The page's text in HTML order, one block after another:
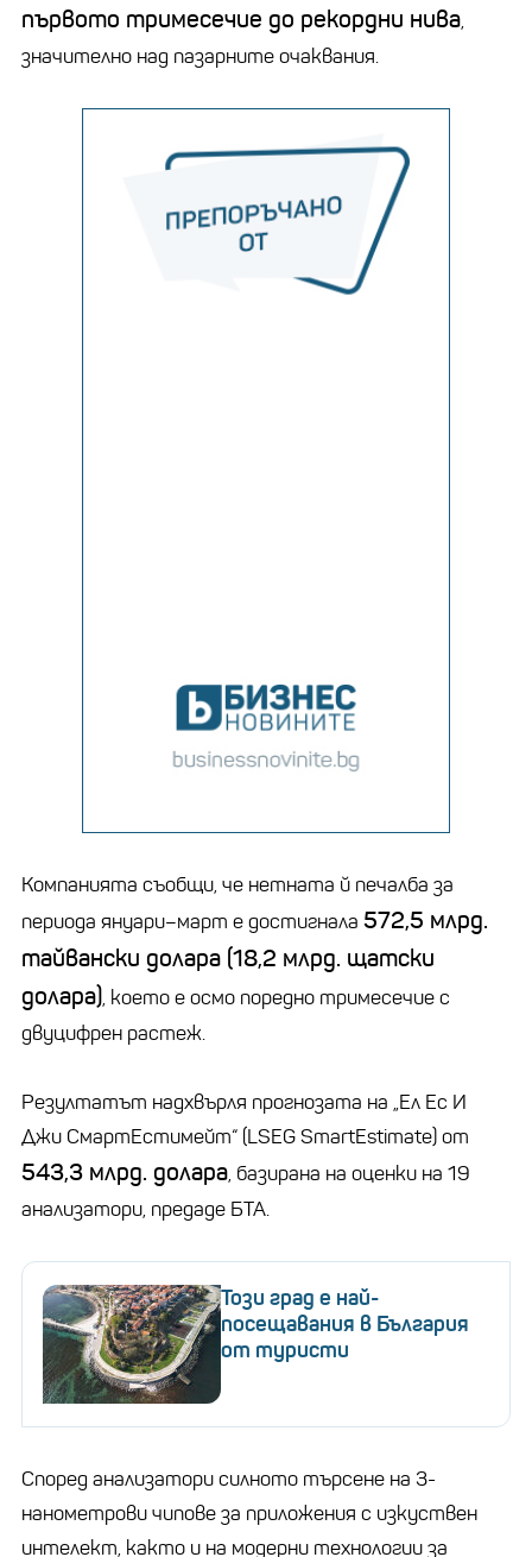
първото тримесечие до рекордни нива,
значително над пазарните очаквания.
Компанията съобщи, че нетната й печалба за
периода януари–март е достигнала 572,5 млрд.
тайвански долара (18,2 млрд. щатски
долара), което е осмо поредно тримесечие с
двуцифрен растеж.
Резултатът надхвърля прогнозата на „Ел Ес И
Джи СмартЕстимейт“ (LSEG SmartEstimate) от
543,3 млрд. долара, базирана на оценки на 19
анализатори, предаде БТА.
Този град е най-
посещавания в България
от туристи
Според анализатори силното търсене на 3-
нанометрови чипове за приложения с изкуствен
интелект, както и на модерни технологии за